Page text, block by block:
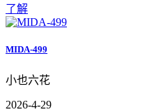
了解
MIDA-499
小也六花
2026-4-29